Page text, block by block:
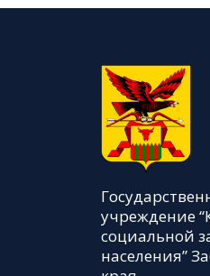
учреждение
социальной
населения”